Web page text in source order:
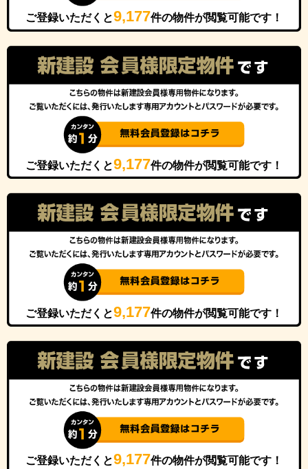
ご登録いただくと9,177件の物件が閲覧可能です！
ご登録いただくと9,177件の物件が閲覧可能です！
ご登録いただくと9,177件の物件が閲覧可能です！
ご登録いただくと9,177件の物件が閲覧可能です！